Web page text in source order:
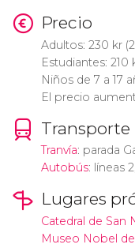
Precio
Adultos: 230 kr
Estudiantes: 210
Niños de 7 a 17
El precio
Transporte
Tranvía: parada
Autobús: líneas
Lugares
Catedral de San
Museo Nobel